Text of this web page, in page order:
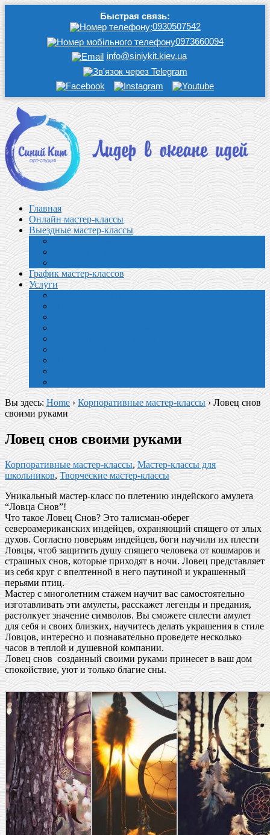
Быстрая связь:
0930507542
0973660094
info@siniykit.kiev.ua
Главная
Онлайн мастер-классы
Выездные мастер-классы
График мастер-классов
Услуги
Вы здесь: Home›Корпоративные мастер-классы ›Ловец снов
своими руками
Ловец снов своими руками
Корпоративные мастер-классы,Мастер-классы для
школьников,Творческие мастер-классы
Уникальный мастер-класс по плетению индейского амулета
“Ловца Снов”!
Что такое Ловец Снов? Это талисман-оберег
североамериканских индейцев, охраняющий спящего от злых
духов. Согласно поверьям индейцев, боги научили их плести
Ловцы, чтоб защитить душу спящего человека от кошмаров и
страшных снов, которые приходят в ночи. Ловец представляет
из себя круг с впелтенной в него паутиной и украшенный
перьями птиц.
Мастер с многолетним стажем научит вас самостоятельно
изготавливать эти амулеты, расскажет легенды и предания,
растолкует значение символов. Вы сможете сплести амулет
для себя и своих близких, научитесь делать украшения в стиле
Ловцов, интересно и познавательно проведете несколько
часов в теплой и душевной компании.
Ловец снов созданный своими руками принесет в ваш дом
спокойствие, уют и только благие сны.